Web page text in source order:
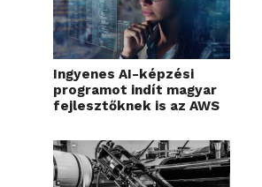
Ingyenes AI-képzési
programot indít magyar
fejlesztőknek is az AWS